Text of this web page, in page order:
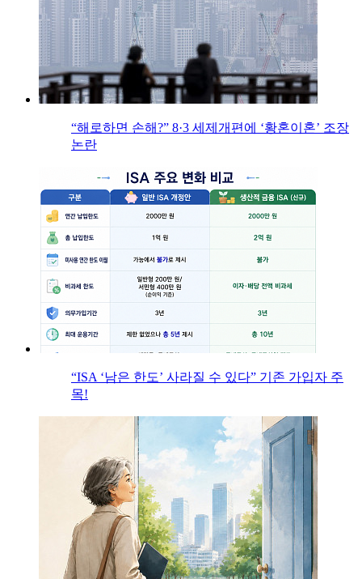
“해로하면 손해?” 8·3 세제개편에 ‘황혼이혼’ 조장
논란
“ISA ‘남은 한도’ 사라질 수 있다” 기존 가입자 주
목!